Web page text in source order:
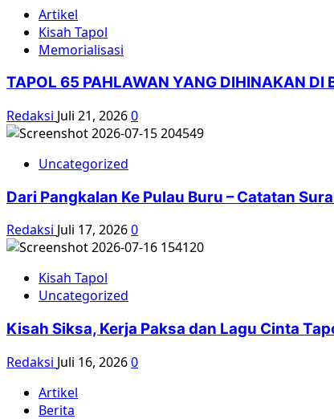
Artikel
Kisah Tapol
Memorialisasi
TAPOL 65 PAHLAWAN YANG DIHINAKAN DI
Redaksi Juli 21, 20260
Uncategorized
Dari Pangkalan Ke Pulau Buru – Catatan
Redaksi Juli 17, 20260
Kisah Tapol
Uncategorized
Kisah Siksa, Kerja Paksa dan Lagu Cinta
Redaksi Juli 16, 20260
Artikel
Berita